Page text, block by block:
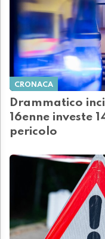
CRONACA
Drammatico
16enne investe
pericolo